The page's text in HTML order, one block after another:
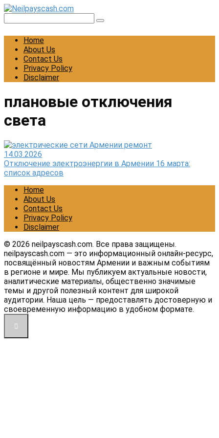
Skip
content
Home
About Us
Contact Us
Privacy Policy
Disclaimer
плановые отключения
света
14.03.2026
Отключение электроэнергии в Армении 16 марта:
список адресов
Home
About Us
Contact Us
Privacy Policy
Disclaimer
© 2026 neilpayscash.com. Все права защищены.
neilpayscash.com — это информационный онлайн-ресурс,
посвящённый новостям Армении и важным событиям
в регионе и мире. Мы публикуем актуальные новости,
аналитические материалы, общественно значимые
темы и другой полезный контент для широкой
аудитории. Наша цель — предоставлять достоверную и
своевременную информацию в удобном формате.